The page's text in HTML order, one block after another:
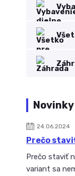
Novinky
24.06.2024
Prečo
Prečo staviť
variant sa